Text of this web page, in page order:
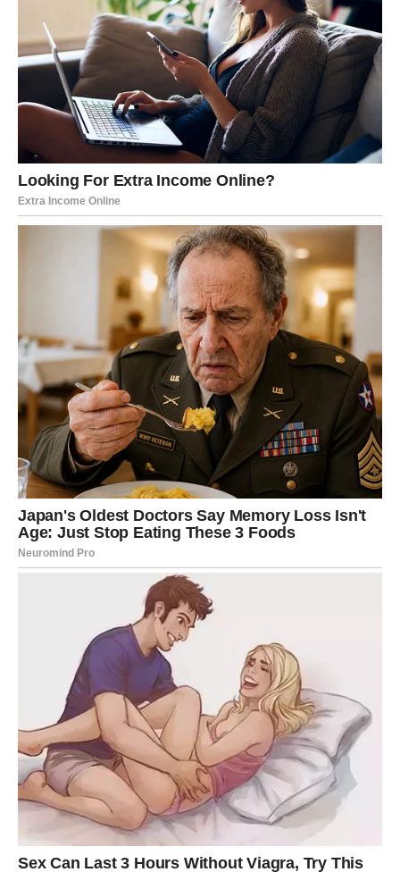
razumevanje i pomirenje.
Moguće je da ćete dobiti podršku od osobe od koje ste
najmanje očekivali pomoć. To će vam dati dodatnu snagu
da se suočite sa svim izazovima koji dolaze.
Rešavanje starih nesporazuma
Neki konflikti iz prošlosti konačno će biti završeni. Vreme
je da se okrenete budućnosti i ostavite iza sebe sve ono
što vas je opterećivalo.
Osećaćete veliko olakšanje kada shvatite da više ne
morate da nosite teret starih problema.
Vreme je da prihvatite promene
Haos koji donosi sreću
Iako će vam se u pojedinim trenucima činiti da se sve
dešava prebrzo, važno je da znate da je ovaj haos
zapravo put ka nečemu mnogo boljem. Svaka promena
koja dolazi ima svoj razlog i vodi vas ka srećnijem periodu
života.
Bivša ljubav koja želi povratak, novčana sreća koja dolazi
kao nagrada za vaš trud i sudbinski događaj koji menja